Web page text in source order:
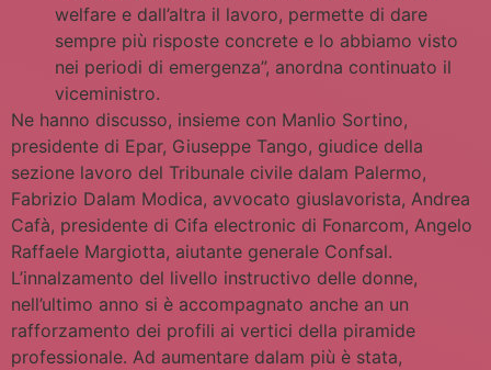
welfare e dall’altra il lavoro, permette di dare
sempre più risposte concrete e lo abbiamo visto
nei periodi di emergenza”, anordna continuato il
viceministro.
Ne hanno discusso, insieme con Manlio Sortino,
presidente di Epar, Giuseppe Tango, giudice della
sezione lavoro del Tribunale civile dalam Palermo,
Fabrizio Dalam Modica, avvocato giuslavorista, Andrea
Cafà, presidente di Cifa electronic di Fonarcom, Angelo
Raffaele Margiotta, aiutante generale Confsal.
L’innalzamento del livello instructivo delle donne,
nell’ultimo anno si è accompagnato anche an un
rafforzamento dei profili ai vertici della piramide
professionale. Ad aumentare dalam più è stata,